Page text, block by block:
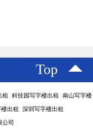
Top
租 科技园写字楼出租 南山写字楼
出租 深圳写字楼出租
公司